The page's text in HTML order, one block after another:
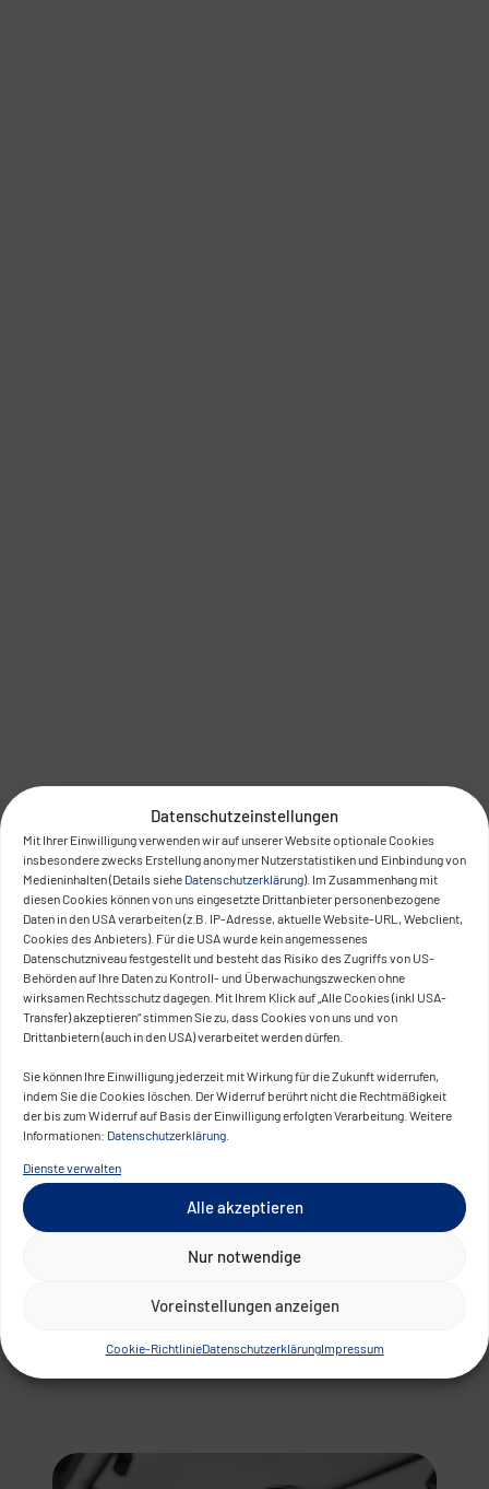
Datenschutzeinstellungen
Mit Ihrer Einwilligung verwenden wir auf unserer Website optionale Cookies
insbesondere zwecks Erstellung anonymer Nutzerstatistiken und Einbindung von
Medieninhalten (Details siehe Datenschutzerklärung). Im Zusammenhang mit
diesen Cookies können von uns eingesetzte Drittanbieter personenbezogene
Daten in den USA verarbeiten (z.B. IP-Adresse, aktuelle Website-URL, Webclient,
Cookies des Anbieters). Für die USA wurde kein angemessenes
Datenschutzniveau festgestellt und besteht das Risiko des Zugriffs von US-
Behörden auf Ihre Daten zu Kontroll- und Überwachungszwecken ohne
wirksamen Rechtsschutz dagegen. Mit Ihrem Klick auf „Alle Cookies (inkl USA-
Transfer) akzeptieren“ stimmen Sie zu, dass Cookies von uns und von
Drittanbietern (auch in den USA) verarbeitet werden dürfen.
Sie können Ihre Einwilligung jederzeit mit Wirkung für die Zukunft widerrufen,
indem Sie die Cookies löschen. Der Widerruf berührt nicht die Rechtmäßigkeit
der bis zum Widerruf auf Basis der Einwilligung erfolgten Verarbeitung. Weitere
Informationen: Datenschutzerklärung
Dienste verwalten
Alle akzeptieren
Nur notwendige
Voreinstellungen anzeigen
Cookie-RichtlinieDatenschutzerklärungImpressum